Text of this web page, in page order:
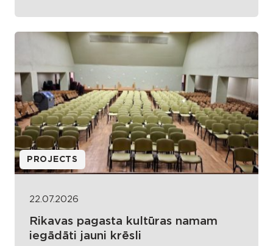
PROJECTS
22.07.2026
Rikavas pagasta kultūras namam
iegādāti jauni krēsli